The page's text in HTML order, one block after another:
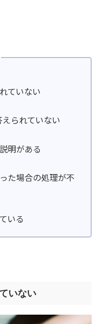
ていない
られていない
明がある
た場合の処理が不
いる
いない